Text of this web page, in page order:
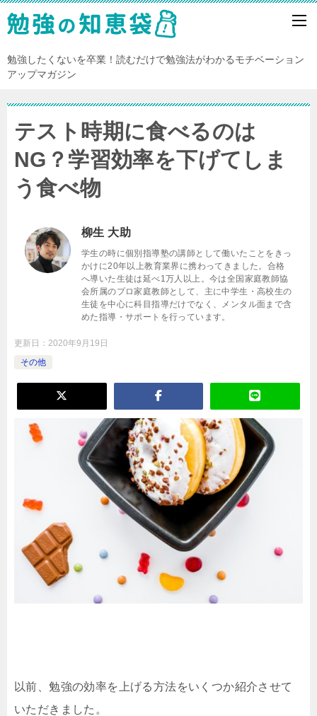
勉強したくないを卒業！読むだけで勉強法がわかるモチベーション
アップマガジン
テスト時期に食べるのは
NG？学習効率を下げてしま
う食べ物
柳生 大助
学生の時に個別指導塾の講師として働いたことをきっ
かけに20年以上教育業界に携わってきました。合格
へ導いた生徒は延べ1万人以上。今は全国家庭教師協
会所属のプロ家庭教師として、主に中学生・高校生の
生徒を中心に科目指導だけでなく、メンタル面まで含
めた指導・サポートを行っています。
更新日： 2020年9月19日
その他
以前、勉強の効率を上げる方法をいくつか紹介させて
いただきました。